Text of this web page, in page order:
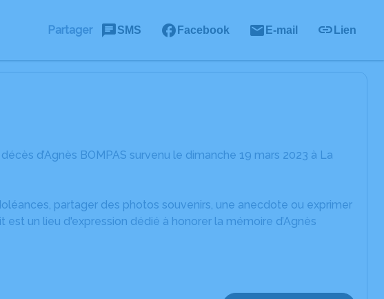
Partager SMS Facebook E-mail Lien
d’Agnès BOMPAS survenu le dimanche 19 mars 2023 à La
partager des photos souvenirs, une anecdote ou exprimer
un lieu d'expression dédié à honorer la mémoire d’Agnès